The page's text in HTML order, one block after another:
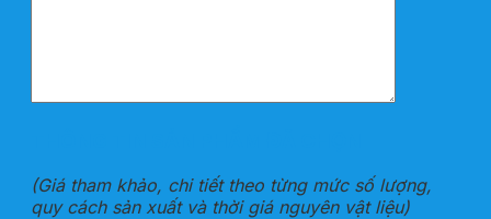
(Giá tham khảo, chi tiết theo từng mức số lượng,
quy cách sản xuất và thời giá nguyên vật liệu)